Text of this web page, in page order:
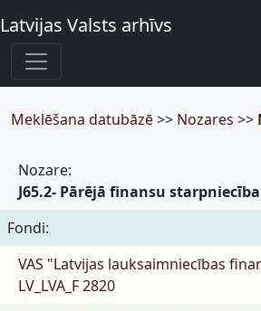
Latvijas Valsts arhīvs
Meklēšana datubāzē>> Nozares >>
Nozare:
J65.2- Pārējā finansu starpniecība
Fondi:
VAS "Latvijas lauksaimniecības
LV_LVA_F 2820